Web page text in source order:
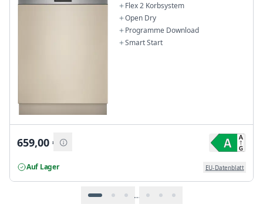
Flex 2 Korbsystem
Open Dry
Programme Download
Smart Start
659,00 €
Auf Lager EU-Datenblatt
…